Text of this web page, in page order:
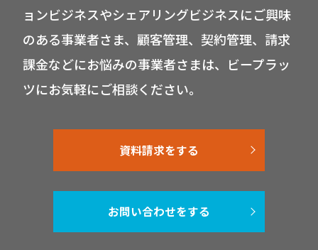
ョンビジネスやシェアリングビジネスにご興味
のある事業者さま、顧客管理、契約管理、請求
課金などにお悩みの事業者さまは、ビープラッ
ツにお気軽にご相談ください。
資料請求をする
お問い合わせをする